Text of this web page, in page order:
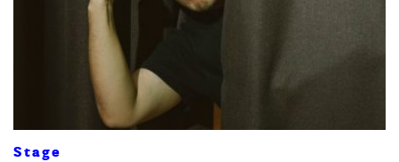
Stage
SHARE TWEET LINE EMAIL